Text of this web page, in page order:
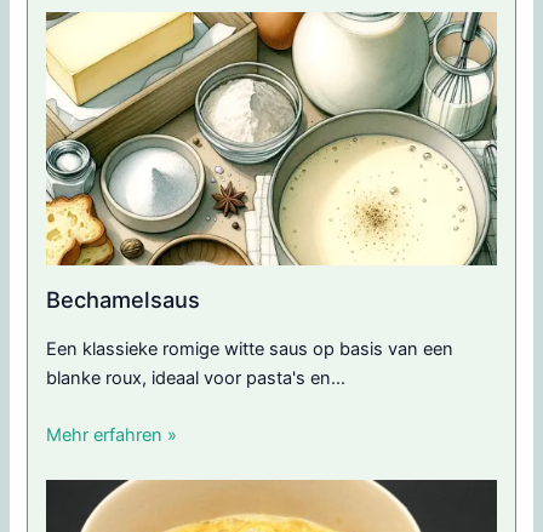
Bechamelsaus
Een klassieke romige witte saus op basis van een
blanke roux, ideaal voor pasta's en...
Mehr erfahren »